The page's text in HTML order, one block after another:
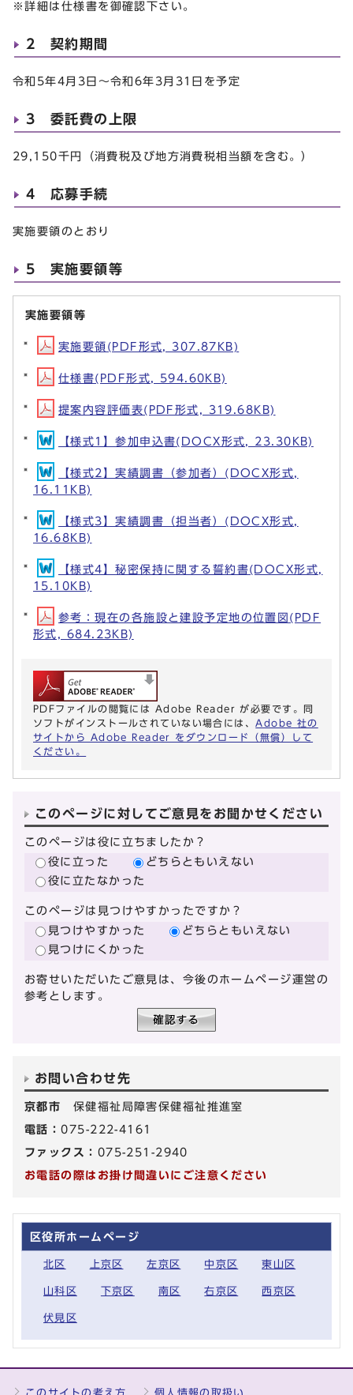
※詳細は仕様書を御確認下さい。
2 契約期間
令和5年4月3日～令和6年3月31日を予定
3 委託費の上限
29,150千円（消費税及び地方消費税相当額を含む。）
4 応募手続
実施要領のとおり
5 実施要領等
実施要領等
実施要領(PDF形式, 307.87KB)
仕様書(PDF形式, 594.60KB)
提案内容評価表(PDF形式, 319.68KB)
【様式1】参加申込書(DOCX形式, 23.30KB)
【様式2】実績調書（参加者）(DOCX形式,
16.11KB)
【様式3】実績調書（担当者）(DOCX形式,
16.68KB)
【様式4】秘密保持に関する誓約書(DOCX形式,
15.10KB)
参考：現在の各施設と建設予定地の位置図(PDF
形式, 684.23KB)
PDFファイルの閲覧には Adobe Reader が必要です。同
ソフトがインストールされていない場合には、 Adobe 社の
サイトから Adobe Reader をダウンロード（無償）して
ください。
このページに対してご意見をお聞かせください
このページは役に立ちましたか？
役に立った
どちらともいえない
役に立たなかった
このページは見つけやすかったですか？
見つけやすかった
どちらともいえない
見つけにくかった
お寄せいただいたご意見は、今後のホームページ運営の
参考とします。
お問い合わせ先
京都市 保健福祉局障害保健福祉推進室
電話：075-222-4161
ファックス： 075-251-2940
お電話の際はお掛け間違いにご注意ください
区役所ホームページ
北区 上京区 左京区 中京区 東山区
山科区 下京区 南区 右京区 西京区
伏見区
このサイトの考え方 個人情報の取扱い